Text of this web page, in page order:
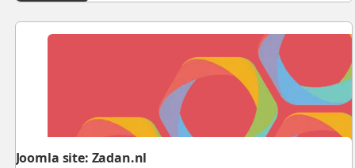
Joomla site: Zadan.nl